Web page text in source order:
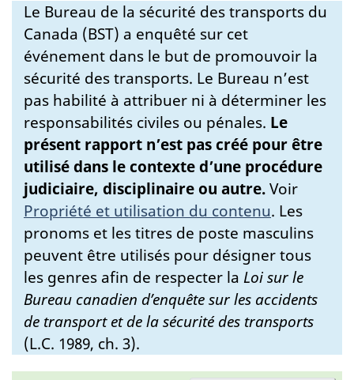
Le Bureau de la sécurité des transports du
Canada (BST) a enquêté sur cet
événement dans le but de promouvoir la
sécurité des transports. Le Bureau n’est
pas habilité à attribuer ni à déterminer les
responsabilités civiles ou pénales. Le
présent rapport n’est pas créé pour être
utilisé dans le contexte d’une procédure
judiciaire, disciplinaire ou autre.Voir
Propriété et utilisation du contenu. Les
pronoms et les titres de poste masculins
peuvent être utilisés pour désigner tous
les genres afin de respecter la Loi sur le
Bureau canadien d’enquête sur les accidents
de transport et de la sécurité des transports
(L.C. 1989, ch. 3).